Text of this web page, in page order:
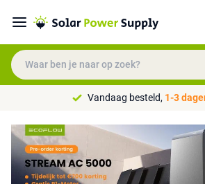
Vandaag besteld, 1-3